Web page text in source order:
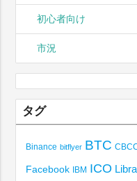
初心者向け
市況
タグ
Binance bitflyer BTC
Facebook IBM ICO Libra